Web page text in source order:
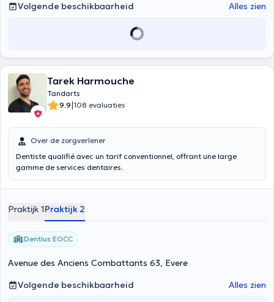
Volgende beschikbaarheid
Alles zien
Tarek Harmouche
Tandarts
9.9|108 evaluaties
Over de zorgverlener
Dentiste qualifié avec un tarif conventionnel, offrant une large
gamme de services dentaires.
Praktijk 1Praktijk 2
Dentius EOCC
Avenue des Anciens Combattants 63, Evere
Volgende beschikbaarheid
Alles zien